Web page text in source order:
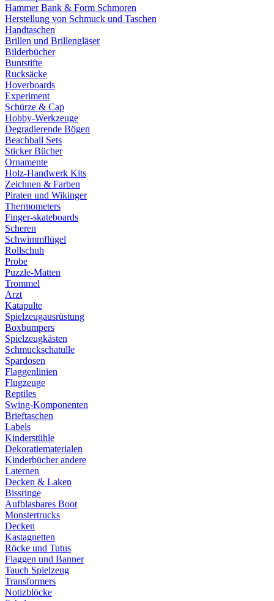
Hammer Bank & Form Schmoren
Herstellung von Schmuck und Taschen
Handtaschen
Brillen und Brillengläser
Bilderbücher
Buntstifte
Rucksäcke
Hoverboards
Experiment
Schürze & Cap
Hobby-Werkzeuge
Degradierende Bögen
Beachball Sets
Sticker Bücher
Ornamente
Holz-Handwerk Kits
Zeichnen & Farben
Piraten und Wikinger
Thermometers
Finger-skateboards
Scheren
Schwimmflügel
Rollschuh
Probe
Puzzle-Matten
Trommel
Arzt
Katapulte
Spielzeugausrüstung
Boxbumpers
Spielzeugkästen
Schmuckschatulle
Spardosen
Flaggenlinien
Flugzeuge
Reptiles
Swing-Komponenten
Brieftaschen
Labels
Kinderstühle
Dekoratiematerialen
Kinderbücher andere
Laternen
Decken & Laken
Bissringe
Aufblasbares Boot
Monstertrucks
Decken
Kastagnetten
Röcke und Tutus
Flaggen und Banner
Tauch Spielzeug
Transformers
Notizblöcke